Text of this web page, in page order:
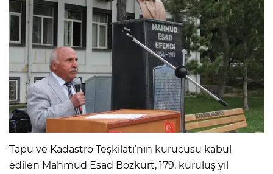
Tapu ve Kadastro Teşkilatı’nın kurucusu kabul
edilen Mahmud Esad Bozkurt, 179. kuruluş yıl